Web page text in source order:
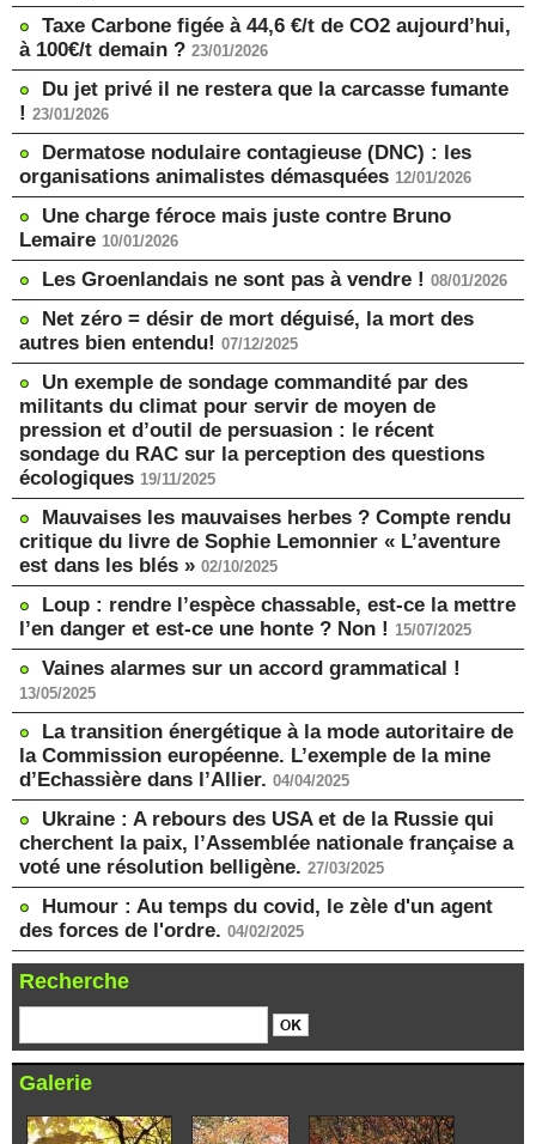
Taxe Carbone figée à 44,6 €/t de CO2 aujourd’hui,
à 100€/t demain ? 23/01/2026
Du jet privé il ne restera que la carcasse fumante
! 23/01/2026
Dermatose nodulaire contagieuse (DNC) : les
organisations animalistes démasquées 12/01/2026
Une charge féroce mais juste contre Bruno
Lemaire 10/01/2026
Les Groenlandais ne sont pas à vendre ! 08/01/2026
Net zéro = désir de mort déguisé, la mort des
autres bien entendu! 07/12/2025
Un exemple de sondage commandité par des
militants du climat pour servir de moyen de
pression et d’outil de persuasion : le récent
sondage du RAC sur la perception des questions
écologiques 19/11/2025
Mauvaises les mauvaises herbes ? Compte rendu
critique du livre de Sophie Lemonnier « L’aventure
est dans les blés » 02/10/2025
Loup : rendre l’espèce chassable, est-ce la mettre
l’en danger et est-ce une honte ? Non ! 15/07/2025
Vaines alarmes sur un accord grammatical !
13/05/2025
La transition énergétique à la mode autoritaire de
la Commission européenne. L’exemple de la mine
d’Echassière dans l’Allier. 04/04/2025
Ukraine : A rebours des USA et de la Russie qui
cherchent la paix, l’Assemblée nationale française a
voté une résolution belligène. 27/03/2025
Humour : Au temps du covid, le zèle d'un agent
des forces de l'ordre. 04/02/2025
Recherche
Galerie